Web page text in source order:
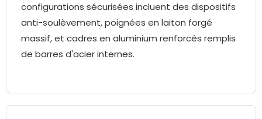
configurations sécurisées incluent des dispositifs
anti-soulèvement, poignées en laiton forgé
massif, et cadres en aluminium renforcés remplis
de barres d'acier internes.